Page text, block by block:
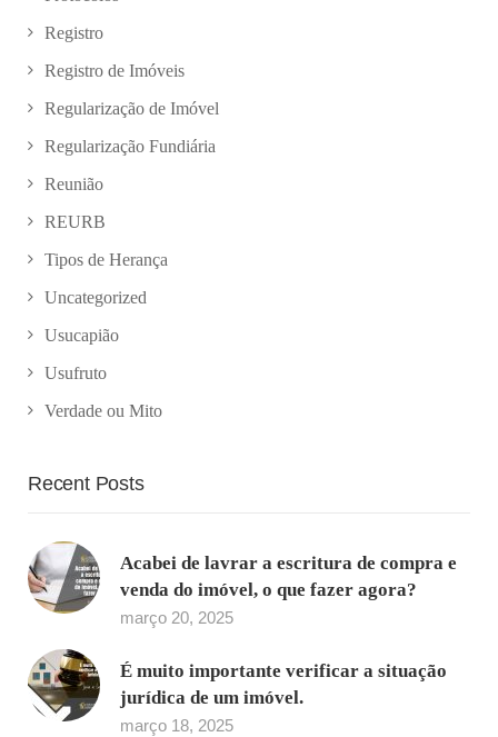
Registro
Registro de Imóveis
Regularização de Imóvel
Regularização Fundiária
Reunião
REURB
Tipos de Herança
Uncategorized
Usucapião
Usufruto
Verdade ou Mito
Recent Posts
Acabei de lavrar a escritura de compra e
venda do imóvel, o que fazer agora?
março 20, 2025
É muito importante verificar a situação
jurídica de um imóvel.
março 18, 2025